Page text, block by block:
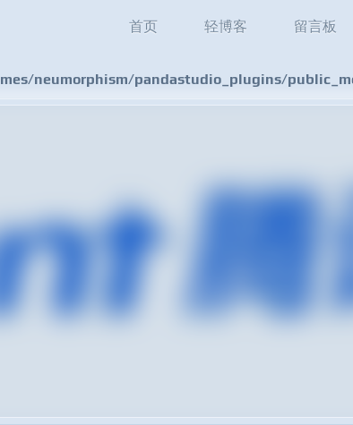
首页 轻博客 留言板
neumorphism/pandastudio_plugins/